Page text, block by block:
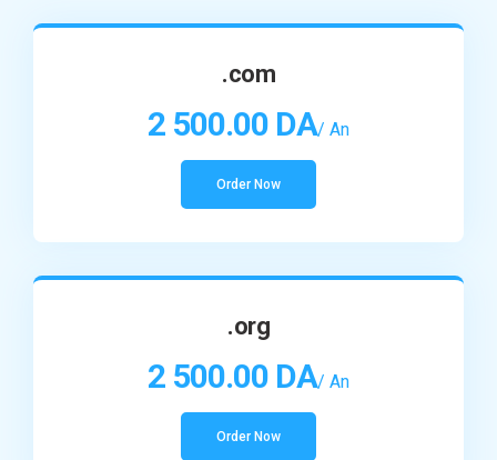
.com
2 500.00 DA/ An
Order Now
.org
2 500.00 DA/ An
Order Now